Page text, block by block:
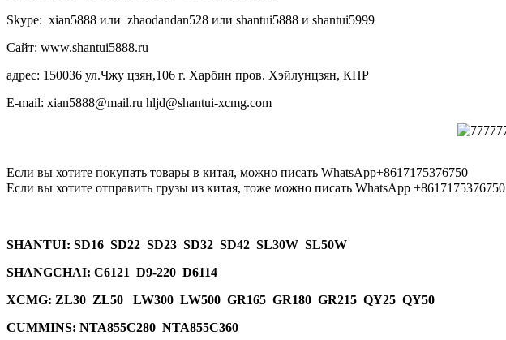
Skype: xian5888 или zhaodandan528 или shantui5888 и shantui5999
Сайт: www.shantui5888.ru
адрес: 150036 ул.Чжу цзян,106 г. Харбин пров. Хэйлунцзян, КНР
E-mail: xian5888@mail.ru hljd@shantui-xcmg.com
Если вы хотите покупать товары в китая, можно писать WhatsApp+8617175376750
Если вы хотите отправить грузы из китая, тоже можно писать WhatsApp +8617175376750
SHANTUI: SD16 SD22 SD23 SD32 SD42 SL30W SL50W
SHANGCHAI: C6121 D9-220 D6114
XCMG: ZL30 ZL50 LW300 LW500 GR165 GR180 GR215 QY25 QY50
CUMMINS: NTA855C280 NTA855C360